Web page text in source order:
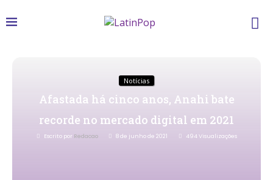
Notícias
Afastada há cinco anos, Anahi bate
recorde no mercado digital em 2021
Escrito por Redacao 8 de junho de 2021 494Visualizações